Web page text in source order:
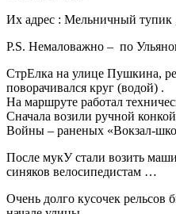
Их адрес : Мельничный тупик
P.S. Немаловажно – по
СтрЕлка на улице Пушкина,
поворачивался круг (водой) .
На маршруте работал
Сначала возили ручной
Войны – раненых «Вокзал-
После мукУ стали возить
синяков велосипедистам …
Очень долго кусочек